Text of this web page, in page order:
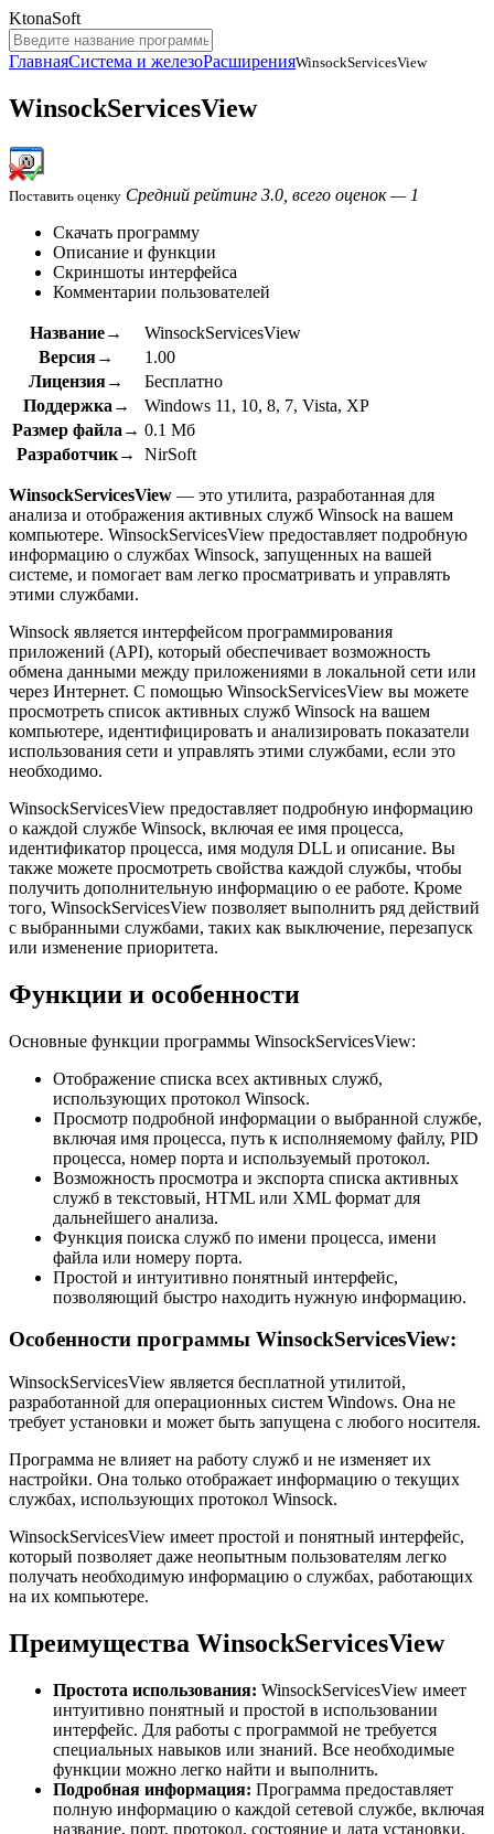
KtonaSoft
ГлавнаяСистема и железоРасширенияWinsockServicesView
WinsockServicesView
Поставить оценку Средний рейтинг 3.0, всего оценок — 1
Скачать программу
Описание и функции
Скриншоты интерфейса
Комментарии пользователей
Название→
WinsockServicesView
Версия→
1.00
Лицензия→
Бесплатно
Поддержка→
Windows 11, 10, 8, 7, Vista, XP
Размер файла→ 0.1 Мб
Разработчик→
NirSoft
WinsockServicesView — это утилита, разработанная для
анализа и отображения активных служб Winsock на вашем
компьютере. WinsockServicesView предоставляет подробную
информацию о службах Winsock, запущенных на вашей
системе, и помогает вам легко просматривать и управлять
этими службами.
Winsock является интерфейсом программирования
приложений (API), который обеспечивает возможность
обмена данными между приложениями в локальной сети или
через Интернет. С помощью WinsockServicesView вы можете
просмотреть список активных служб Winsock на вашем
компьютере, идентифицировать и анализировать показатели
использования сети и управлять этими службами, если это
необходимо.
WinsockServicesView предоставляет подробную информацию
о каждой службе Winsock, включая ее имя процесса,
идентификатор процесса, имя модуля DLL и описание. Вы
также можете просмотреть свойства каждой службы, чтобы
получить дополнительную информацию о ее работе. Кроме
того, WinsockServicesView позволяет выполнить ряд действий
с выбранными службами, таких как выключение, перезапуск
или изменение приоритета.
Функции и особенности
Основные функции программы WinsockServicesView:
Отображение списка всех активных служб,
использующих протокол Winsock.
Просмотр подробной информации о выбранной службе,
включая имя процесса, путь к исполняемому файлу, PID
процесса, номер порта и используемый протокол.
Возможность просмотра и экспорта списка активных
служб в текстовый, HTML или XML формат для
дальнейшего анализа.
Функция поиска служб по имени процесса, имени
файла или номеру порта.
Простой и интуитивно понятный интерфейс,
позволяющий быстро находить нужную информацию.
Особенности программы WinsockServicesView:
WinsockServicesView является бесплатной утилитой,
разработанной для операционных систем Windows. Она не
требует установки и может быть запущена с любого носителя.
Программа не влияет на работу служб и не изменяет их
настройки. Она только отображает информацию о текущих
службах, использующих протокол Winsock.
WinsockServicesView имеет простой и понятный интерфейс,
который позволяет даже неопытным пользователям легко
получать необходимую информацию о службах, работающих
на их компьютере.
Преимущества WinsockServicesView
Простота использования: WinsockServicesView имеет
интуитивно понятный и простой в использовании
интерфейс. Для работы с программой не требуется
специальных навыков или знаний. Все необходимые
функции можно легко найти и выполнить.
Подробная информация: Программа предоставляет
полную информацию о каждой сетевой службе, включая
название, порт, протокол, состояние и дата установки.